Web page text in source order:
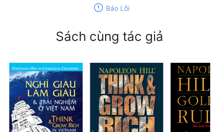
report Báo Lỗi
Sách cùng tác giả